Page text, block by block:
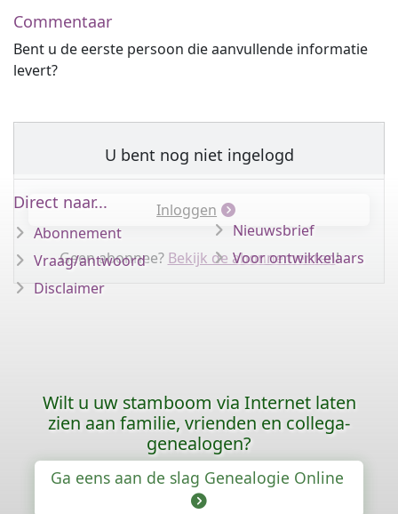
Commentaar
Bent u de eerste persoon die aanvullende informatie
levert?
U bent nog niet ingelogd
Inloggen
Geen abonnee? Bekijk de abonnementen!
Direct naar...
Abonnement
Vraag/antwoord
Disclaimer
Nieuwsbrief
Voor ontwikkelaars
Wilt u uw stamboom via Internet laten
zien aan familie, vrienden en collega-
genealogen?
Ga eens aan de slag Genealogie Online